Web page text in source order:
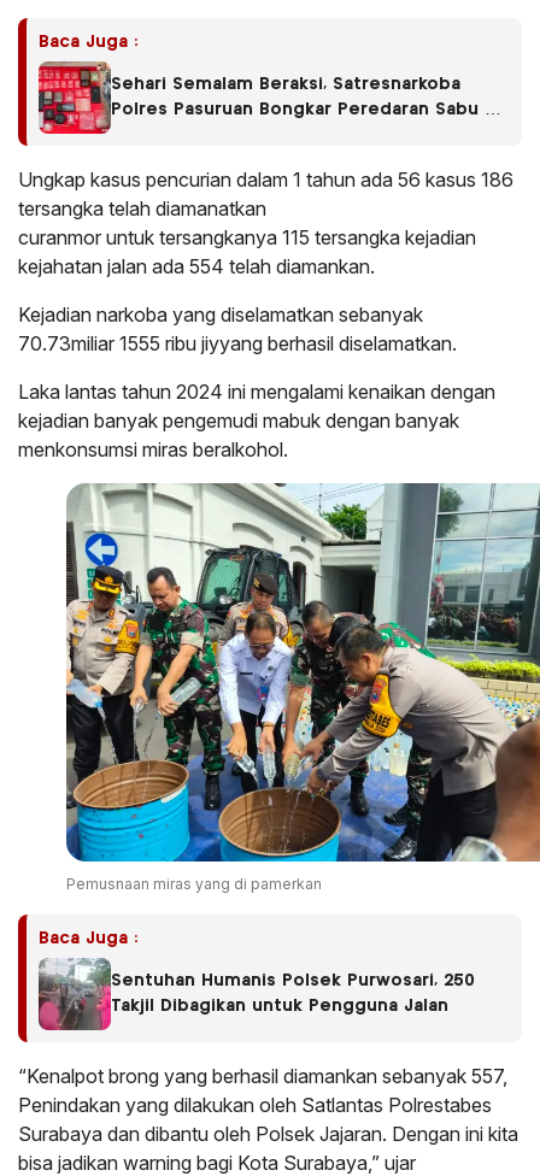
Baca Juga :
Sehari Semalam Beraksi, Satresnarkoba
Polres Pasuruan Bongkar Peredaran Sabu di
Ungkap kasus pencurian dalam 1 tahun ada 56 kasus 186
tersangka telah diamanatkan
curanmor untuk tersangkanya 115 tersangka kejadian
kejahatan jalan ada 554 telah diamankan.
Kejadian narkoba yang diselamatkan sebanyak
70.73miliar 1555 ribu jiyyang berhasil diselamatkan.
Laka lantas tahun 2024 ini mengalami kenaikan dengan
kejadian banyak pengemudi mabuk dengan banyak
menkonsumsi miras beralkohol.
Pemusnaan miras yang di pamerkan
Baca Juga :
Sentuhan Humanis Polsek Purwosari, 250
Takjil Dibagikan untuk Pengguna Jalan
“Kenalpot brong yang berhasil diamankan sebanyak 557,
Penindakan yang dilakukan oleh Satlantas Polrestabes
Surabaya dan dibantu oleh Polsek Jajaran. Dengan ini kita
bisa jadikan warning bagi Kota Surabaya,” ujar